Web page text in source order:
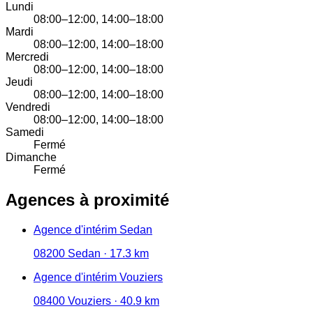
Lundi
08:00–12:00, 14:00–18:00
Mardi
08:00–12:00, 14:00–18:00
Mercredi
08:00–12:00, 14:00–18:00
Jeudi
08:00–12:00, 14:00–18:00
Vendredi
08:00–12:00, 14:00–18:00
Samedi
Fermé
Dimanche
Fermé
Agences à proximité
Agence d'intérim Sedan
08200 Sedan · 17.3 km
Agence d'intérim Vouziers
08400 Vouziers · 40.9 km